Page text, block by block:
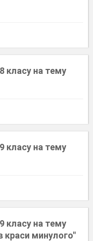
класу на тему
класу на тему
класу на тему
краси минулого"